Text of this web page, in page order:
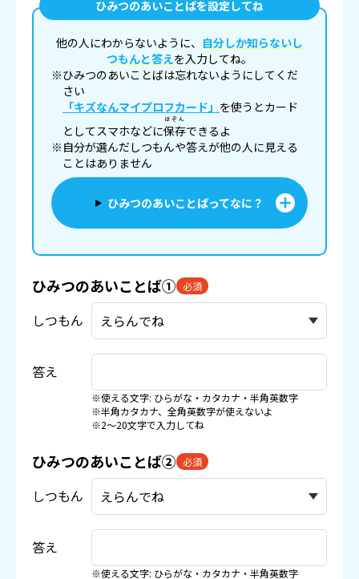
ひみつのあいことばを設定してね
他の人にわからないように、 自分しか知らないし
つもんと答えを入力してね。
※ひみつのあいことばは忘れないようにしてくだ
さい
「キズなんマイプロフカード」 を使うとカード
としてスマホなどに保存
ほぞん
できるよ
※自分が選んだしつもんや答えが他の人に見える
ことはありません
ひみつのあいことばってなに？
ひみつのあいことば① 必須
しつもん
答え
※使える文字: ひらがな・カタカナ・半角英数字
※半角カタカナ、全角英数字が使えないよ
※2〜20文字で入力してね
ひみつのあいことば② 必須
しつもん
答え
※使える文字: ひらがな・カタカナ・半角英数字